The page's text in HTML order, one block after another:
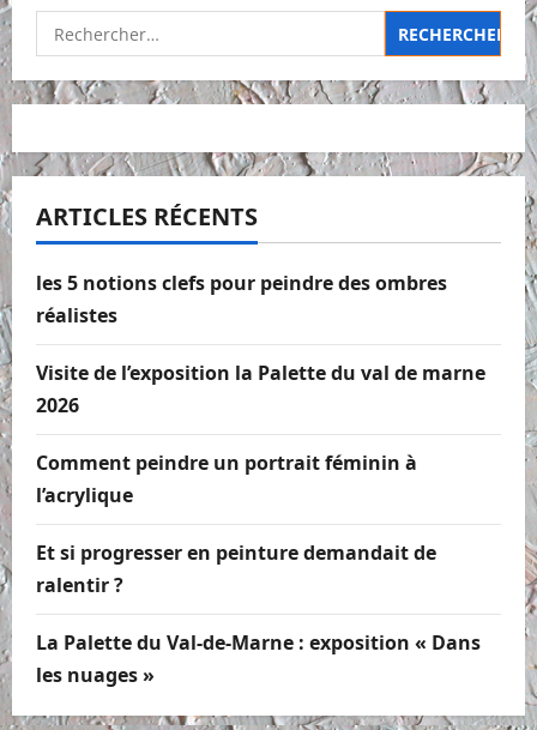
Rechercher :
ARTICLES RÉCENTS
les 5 notions clefs pour peindre des ombres
réalistes
Visite de l’exposition la Palette du val de marne
2026
Comment peindre un portrait féminin à
l’acrylique
Et si progresser en peinture demandait de
ralentir ?
La Palette du Val-de-Marne : exposition « Dans
les nuages »